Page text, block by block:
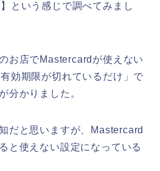
という感じで調べてみまし
お店でMastercardが使えない
効期限が切れているだけ」で
分かりました。
だと思いますが、Mastercard
と使えない設定になっている